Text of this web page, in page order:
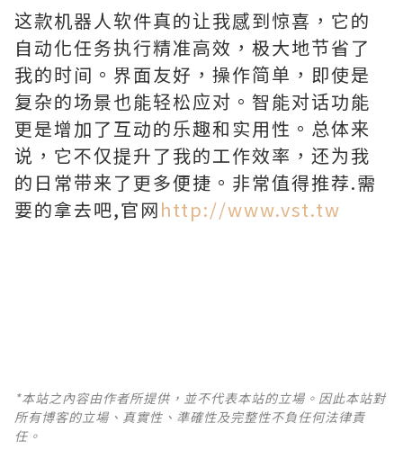
这款机器人软件真的让我感到惊喜，它的
自动化任务执行精准高效，极大地节省了
我的时间。界面友好，操作简单，即使是
复杂的场景也能轻松应对。智能对话功能
更是增加了互动的乐趣和实用性。总体来
说，它不仅提升了我的工作效率，还为我
的日常带来了更多便捷。非常值得推荐.需
要的拿去吧,官网http://www.vst.tw
*本站之內容由作者所提供，並不代表本站的立場。因此本站對
所有博客的立場、真實性、準確性及完整性不負任何法律責
任。